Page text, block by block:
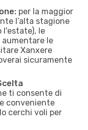
per la maggior
l’alta stagione
l'estate), le
aumentare le
Xanxere
sicuramente
ti consente di
conveniente
cerchi voli per